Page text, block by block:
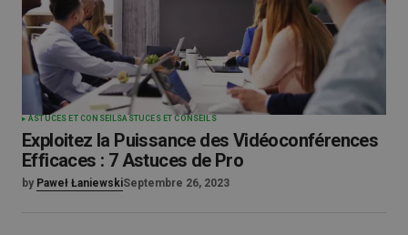
ASTUCES ET CONSEILSASTUCES ET CONSEILS
Exploitez la Puissance des Vidéoconférences
Efficaces : 7 Astuces de Pro
by Paweł ŁaniewskiSeptembre 26, 2023